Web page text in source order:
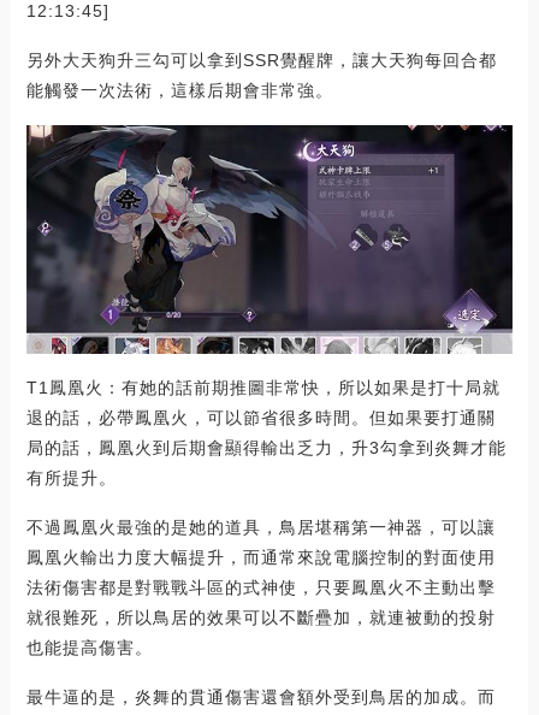
12:13:45]
另外大天狗升三勾可以拿到SSR覺醒牌，讓大天狗每回合都
能觸發一次法術，這樣后期會非常強。
T1鳳凰火：有她的話前期推圖非常快，所以如果是打十局就
退的話，必帶鳳凰火，可以節省很多時間。但如果要打通關
局的話，鳳凰火到后期會顯得輸出乏力，升3勾拿到炎舞才能
有所提升。
不過鳳凰火最強的是她的道具，鳥居堪稱第一神器，可以讓
鳳凰火輸出力度大幅提升，而通常來說電腦控制的對面使用
法術傷害都是對戰戰斗區的式神使，只要鳳凰火不主動出擊
就很難死，所以鳥居的效果可以不斷疊加，就連被動的投射
也能提高傷害。
最牛逼的是，炎舞的貫通傷害還會額外受到鳥居的加成。而